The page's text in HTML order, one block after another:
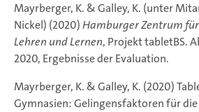
Mayrberger, K. & Galley, K. (unter
Nickel) (2020)Hamburger Zentrum
Lehren und Lernen, Projekt tabletBS.
2020, Ergebnisse der Evaluation.
Mayrberger, K. & Galley, K. (2020)
Gymnasien: Gelingensfaktoren für